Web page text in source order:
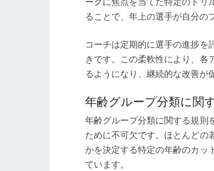
ることで、年上の選手が自分の
コーチは定期的に選手の進捗を
きです。この柔軟性により、各
るようになり、継続的な改善が
年齢グループ分類に関
年齢グループ分類に関する規則
ために不可欠です。ほとんどの
かを決定する特定の年齢のカッ
ています。